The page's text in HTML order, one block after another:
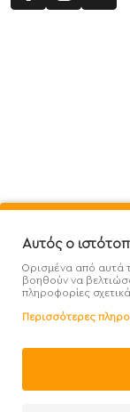
Αυτός ο
Ορισμένα από αυτά
βοηθούν να
πληροφορίες
Περισσότερες